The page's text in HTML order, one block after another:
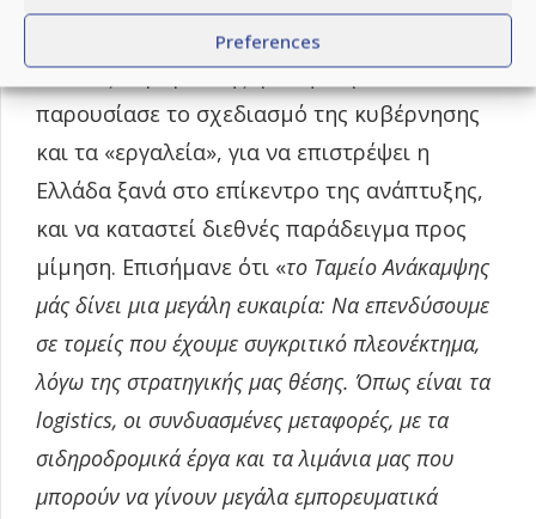
Preferences
Ο Υπουργός Υποδομών & Μεταφορών, κ.
Κωστας Καραμανλής, με τη σειρά του
παρουσίασε το σχεδιασμό της κυβέρνησης
και τα «εργαλεία», για να επιστρέψει η
Ελλάδα ξανά στο επίκεντρο της ανάπτυξης,
και να καταστεί διεθνές παράδειγμα προς
μίμηση. Επισήμανε ότι «το Ταμείο Ανάκαμψης
μάς δίνει μια μεγάλη ευκαιρία: Να επενδύσουμε
σε τομείς που έχουμε συγκριτικό πλεονέκτημα,
λόγω της στρατηγικής μας θέσης. Όπως είναι τα
logistics, οι συνδυασμένες μεταφορές, με τα
σιδηροδρομικά έργα και τα λιμάνια μας που
μπορούν να γίνουν μεγάλα εμπορευματικά